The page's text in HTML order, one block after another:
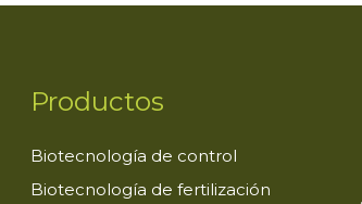
Productos
Biotecnología de control
Biotecnología de fertilización